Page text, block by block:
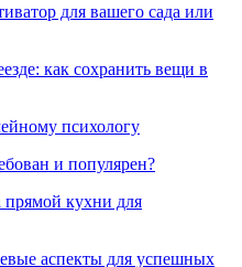
для вашего сада или
как сохранить вещи в
психологу
и популярен?
кухни для
аспекты для успешных